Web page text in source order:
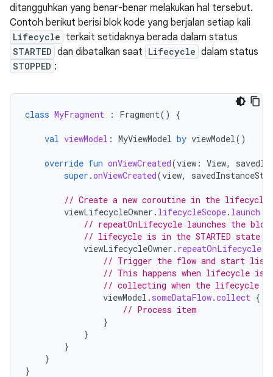
ditangguhkan yang benar-benar melakukan hal tersebut.
Contoh berikut berisi blok kode yang berjalan setiap kali
Lifecycle terkait setidaknya berada dalam status
STARTED dan dibatalkan saat Lifecycle dalam status
STOPPED :
class MyFragment : Fragment() {
val viewModel : MyViewModel by viewModel()
override fun onViewCreated(view : View,
super .onViewCreated(view,
// Create a new coroutine in the
viewLifecycleOwner . lifecycleScope. launch
// repeatOnLifecycle launches the
// lifecycle is in the STARTED state
viewLifecycleOwner . repeatOnLifecycle
// Trigger the flow and start
// This happens when lifecycle is
// collecting when the lifecycle is
viewModel . someDataFlow.collect {
// Process item
}
}
}
}
}